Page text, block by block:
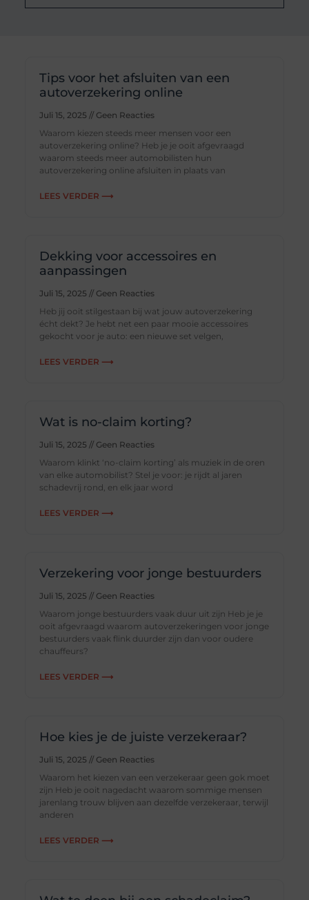
Tips voor het afsluiten van een
autoverzekering online
Juli 15, 2025
Geen Reacties
Waarom kiezen steeds meer mensen voor een
autoverzekering online? Heb je je ooit afgevraagd
waarom steeds meer automobilisten hun
autoverzekering online afsluiten in plaats van
LEES VERDER ⟶
Dekking voor accessoires en
aanpassingen
Juli 15, 2025
Geen Reacties
Heb jij ooit stilgestaan bij wat jouw autoverzekering
écht dekt? Je hebt net een paar mooie accessoires
gekocht voor je auto: een nieuwe set velgen,
LEES VERDER ⟶
Wat is no-claim korting?
Juli 15, 2025
Geen Reacties
Waarom klinkt ‘no-claim korting’ als muziek in de oren
van elke automobilist? Stel je voor: je rijdt al jaren
schadevrij rond, en elk jaar word
LEES VERDER ⟶
Verzekering voor jonge bestuurders
Juli 15, 2025
Geen Reacties
Waarom jonge bestuurders vaak duur uit zijn Heb je je
ooit afgevraagd waarom autoverzekeringen voor jonge
bestuurders vaak flink duurder zijn dan voor oudere
chauffeurs?
LEES VERDER ⟶
Hoe kies je de juiste verzekeraar?
Juli 15, 2025
Geen Reacties
Waarom het kiezen van een verzekeraar geen gok moet
zijn Heb je ooit nagedacht waarom sommige mensen
jarenlang trouw blijven aan dezelfde verzekeraar, terwijl
anderen
LEES VERDER ⟶